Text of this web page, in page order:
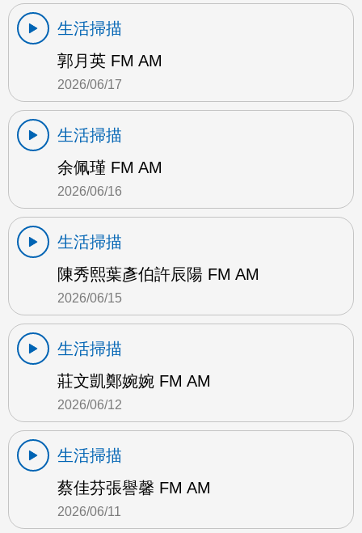
生活掃描
郭月英 FM AM
2026/06/17
生活掃描
余佩瑾 FM AM
2026/06/16
生活掃描
陳秀熙葉彥伯許辰陽 FM AM
2026/06/15
生活掃描
莊文凱鄭婉婉 FM AM
2026/06/12
生活掃描
蔡佳芬張譽馨 FM AM
2026/06/11